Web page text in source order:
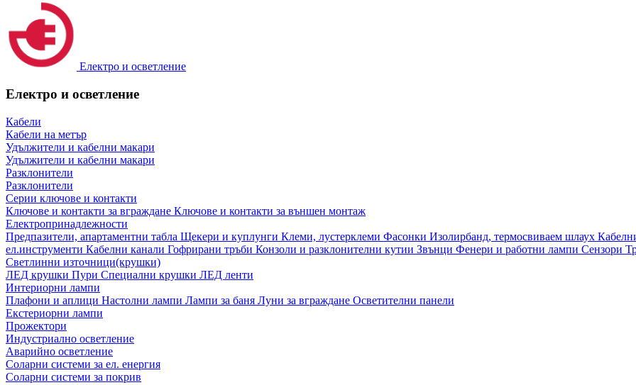
Електро и осветление
Електро и осветление
Кабели
Кабели на метър
Удължители и кабелни макари
Удължители и кабелни макари
Разклонители
Разклонители
Серии ключове и контакти
Ключове и контакти за вграждане Ключове и контакти за външен монтаж
Електропринадлежности
Предпазители, апартаментни табла Щекери и куплунги Клеми, лустерклеми Фасонки Изолирбанд, термосвиваем шлаух
ел.инструменти Кабелни канали Гофрирани тръби Конзоли и разклонителни кутии Звънци Фенери и работни лампи Сензори
Светлинни източници(крушки)
ЛЕД крушки Пури Специални крушки ЛЕД ленти
Интериорни лампи
Плафони и аплици Настолни лампи Лампи за баня Луни за вграждане Осветителни панели
Екстериорни лампи
Прожектори
Индустриално осветление
Аварийно осветление
Соларни системи за ел. енергия
Соларни системи за покрив